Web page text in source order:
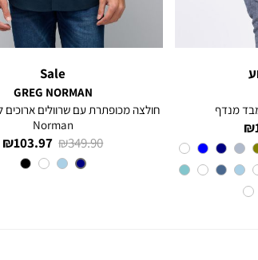
Sale
GREG NORMAN
Norman
מחיר
מוצר
103.97 ₪
מחיר
רגיל
349.90 ₪
צבע
NAVY